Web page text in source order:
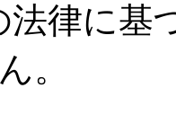
法律に基
。